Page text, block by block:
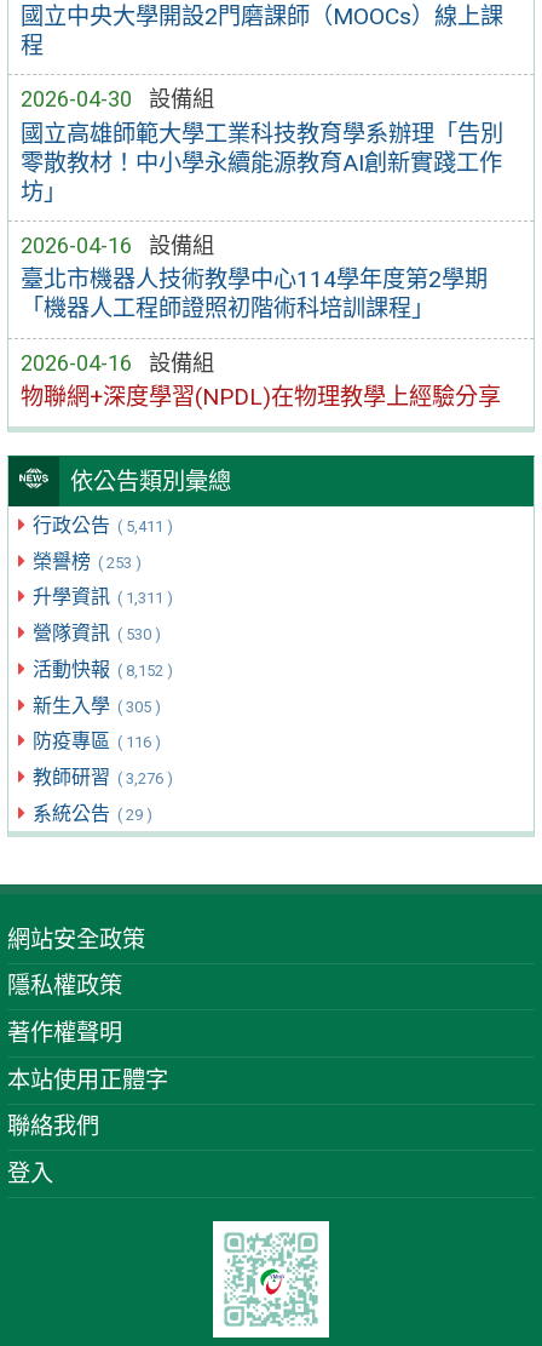
國立中央大學開設2門磨課師（MOOCs）線上課
程
2026-04-30 設備組
國立高雄師範大學工業科技教育學系辦理「告別
零散教材！中小學永續能源教育AI創新實踐工作
坊」
2026-04-16 設備組
臺北市機器人技術教學中心114學年度第2學期
「機器人工程師證照初階術科培訓課程」
2026-04-16 設備組
物聯網+深度學習(NPDL)在物理教學上經驗分享
依公告類別彙總
行政公告 ( 5,411 )
榮譽榜 ( 253 )
升學資訊 ( 1,311 )
營隊資訊 ( 530 )
活動快報 ( 8,152 )
新生入學 ( 305 )
防疫專區 ( 116 )
教師研習 ( 3,276 )
系統公告 ( 29 )
網站安全政策
隱私權政策
著作權聲明
本站使用正體字
聯絡我們
登入